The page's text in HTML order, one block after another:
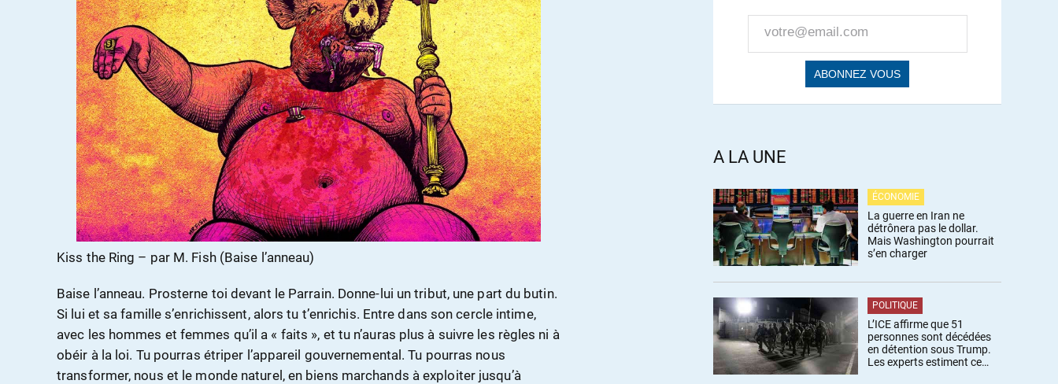
Kiss the Ring – par M. Fish (Baise l’anneau)
Baise l’anneau. Prosterne toi devant le Parrain. Donne-lui un tribut, une part du butin.
Si lui et sa famille s’enrichissent, alors tu t’enrichis. Entre dans son cercle intime,
avec les hommes et femmes qu’il a « faits », et tu n’auras plus à suivre les règles ni à
obéir à la loi. Tu pourras étriper l’appareil gouvernemental. Tu pourras nous
transformer, nous et le monde naturel, en biens marchands à exploiter jusqu’à
A LA UNE
ÉCONOMIE
La guerre en Iran ne
détrônera pas le dollar.
Mais Washington pourrait
s’en charger
POLITIQUE
L’ICE affirme que 51
personnes sont décédées
en détention sous Trump.
Les experts estiment ce